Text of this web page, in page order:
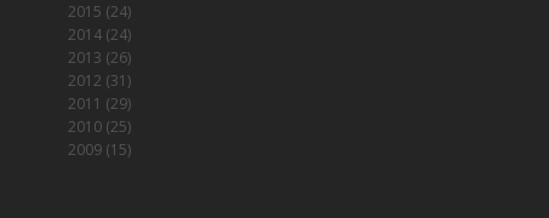
2015 (24)
2014(24)
2013 (26)
2012 (31)
2011 (29)
2010(25)
2009(15)